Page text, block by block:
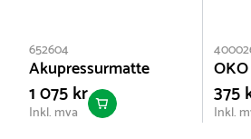
652604
Akupressurmatte
1 075 kr
Inkl. mva
375
Inkl.